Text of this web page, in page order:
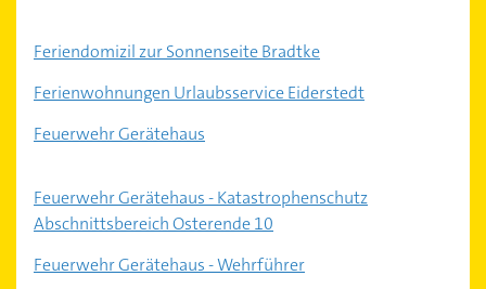
Feriendomizil zur Sonnenseite Bradtke
Ferienwohnungen Urlaubsservice Eiderstedt
Feuerwehr Gerätehaus
Feuerwehr Gerätehaus - Katastrophenschutz
Abschnittsbereich Osterende 10
Feuerwehr Gerätehaus - Wehrführer